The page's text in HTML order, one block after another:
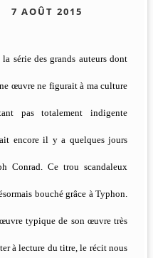
7 AOÛT 2015
la série des grands auteurs dont
œuvre ne figurait à ma culture
pas totalement indigente
encore il y a quelques jours
Conrad. Ce trou scandaleux
bouché grâce à Typhon.
typique de son œuvre très
à lecture du titre, le récit nous